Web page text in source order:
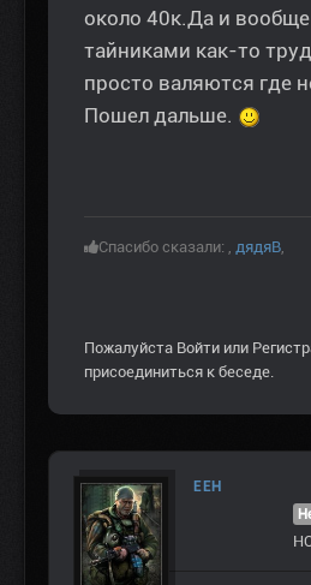
около 40к.Да и вообще
тайниками как-то
просто валяются где
Пошел дальше.
Спасибо сказали: , дядяВ,
Пожалуйста Войти или
присоединиться к беседе.
ЕЕН